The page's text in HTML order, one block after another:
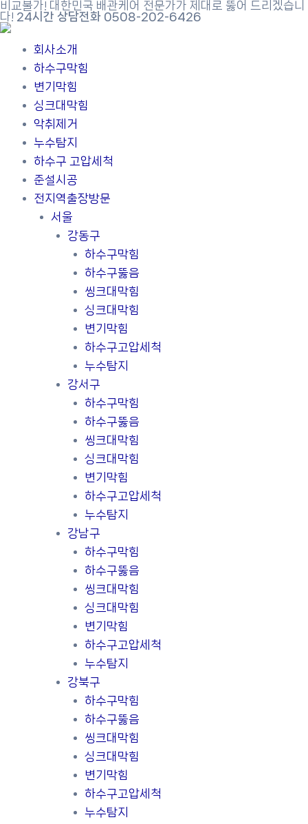
콘
텐
비교불가! 대한민국 배관케어 전문가가 제대로 뚫어 드리겠습니
다! 24시간 상담전화 0508-202-6426
회사소개
하수구막힘
변기막힘
싱크대막힘
악취제거
누수탐지
하수구 고압세척
준설시공
전지역출장방문
서울
강동구
하수구막힘
하수구뚫음
씽크대막힘
싱크대막힘
변기막힘
하수구고압세척
누수탐지
강서구
하수구막힘
하수구뚫음
씽크대막힘
싱크대막힘
변기막힘
하수구고압세척
누수탐지
강남구
하수구막힘
하수구뚫음
씽크대막힘
싱크대막힘
변기막힘
하수구고압세척
누수탐지
강북구
하수구막힘
하수구뚫음
씽크대막힘
싱크대막힘
변기막힘
하수구고압세척
누수탐지